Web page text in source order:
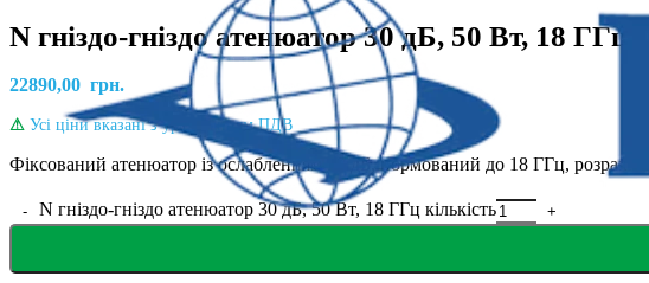
N гніздо-гніздо атенюатор 30 дБ, 50 Вт, 18 ГГц
22890,00 грн.
⚠ Усі ціни вказані з урахуванням ПДВ
Фіксований атенюатор із ослабленням 30 дБ, нормований до 18 ГГц,
N гніздо-гніздо атенюатор 30 дБ, 50 Вт, 18 ГГц кількість